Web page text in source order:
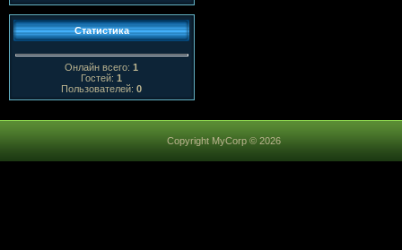
Статистика
Онлайн всего:1
Гостей:1
Пользователей:0
Copyright MyCorp © 2026